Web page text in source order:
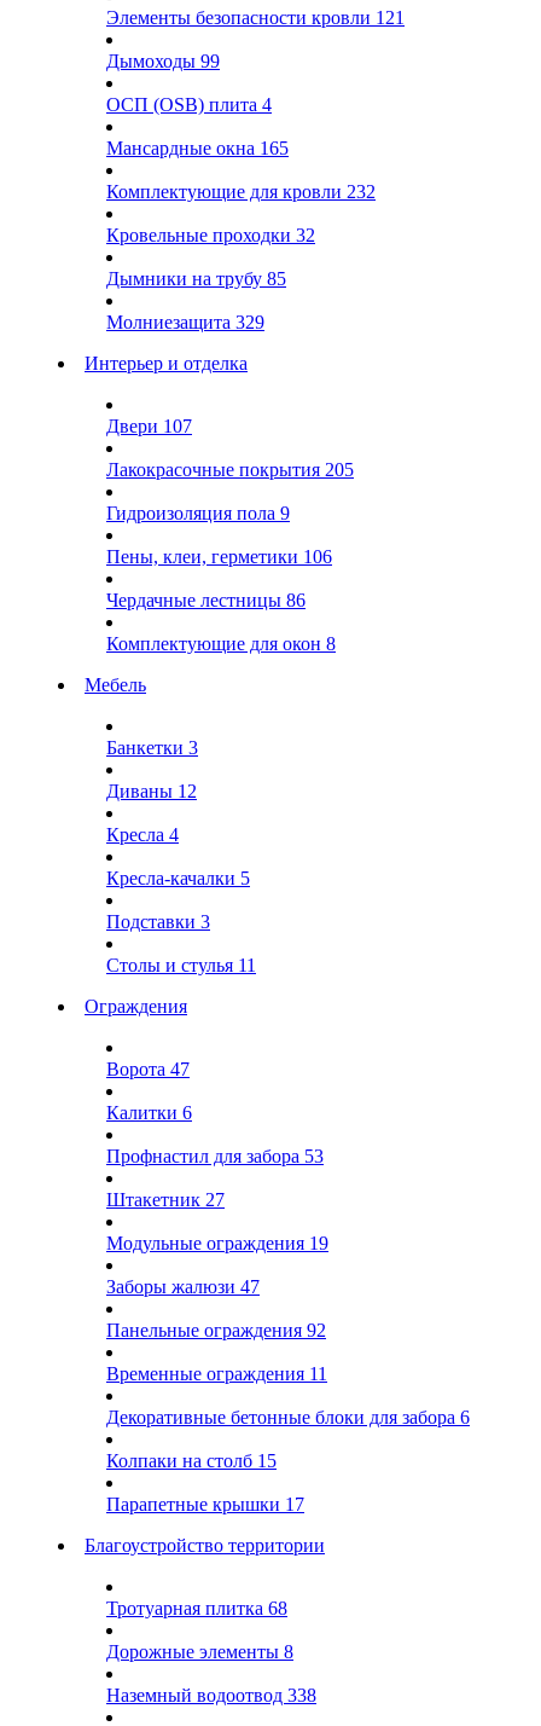
Элементы безопасности кровли 121
Дымоходы 99
ОСП (OSB) плита 4
Мансардные окна 165
Комплектующие для кровли 232
Кровельные проходки 32
Дымники на трубу 85
Молниезащита 329
Интерьер и отделка
Двери 107
Лакокрасочные покрытия 205
Гидроизоляция пола 9
Пены, клеи, герметики 106
Чердачные лестницы 86
Комплектующие для окон 8
Мебель
Банкетки 3
Диваны 12
Кресла 4
Кресла-качалки 5
Подставки 3
Столы и стулья 11
Ограждения
Ворота 47
Калитки 6
Профнастил для забора 53
Штакетник 27
Модульные ограждения 19
Заборы жалюзи 47
Панельные ограждения 92
Временные ограждения 11
Декоративные бетонные блоки для забора 6
Колпаки на столб 15
Парапетные крышки 17
Благоустройство территории
Тротуарная плитка 68
Дорожные элементы 8
Наземный водоотвод 338